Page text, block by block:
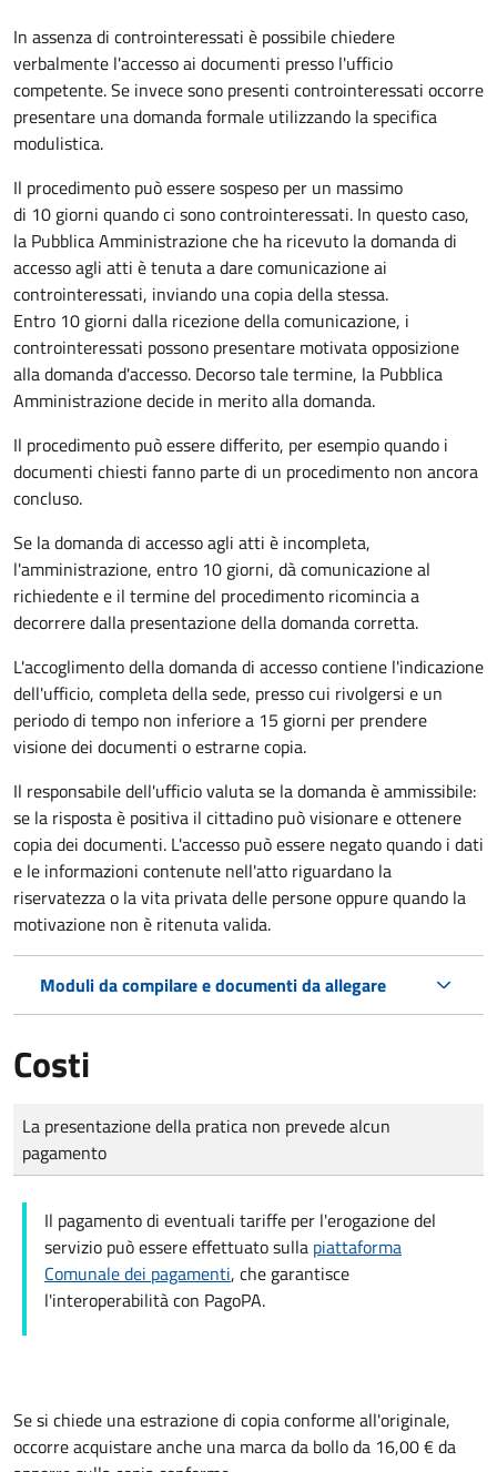
In assenza di controinteressati è possibile chiedere
verbalmente l'accesso ai documenti presso l'ufficio
competente. Se invece sono presenti controinteressati occorre
presentare una domanda formale utilizzando la specifica
modulistica.
Il procedimento può essere sospeso per un massimo
di 10 giorni quando ci sono controinteressati. In questo caso,
la Pubblica Amministrazione che ha ricevuto la domanda di
accesso agli atti è tenuta a dare comunicazione ai
controinteressati, inviando una copia della stessa.
Entro 10 giorni dalla ricezione della comunicazione, i
controinteressati possono presentare motivata opposizione
alla domanda d'accesso. Decorso tale termine, la Pubblica
Amministrazione decide in merito alla domanda.
Il procedimento può essere differito, per esempio quando i
documenti chiesti fanno parte di un procedimento non ancora
concluso.
Se la domanda di accesso agli atti è incompleta,
l'amministrazione, entro 10 giorni, dà comunicazione al
richiedente e il termine del procedimento ricomincia a
decorrere dalla presentazione della domanda corretta.
L'accoglimento della domanda di accesso contiene l'indicazione
dell'ufficio, completa della sede, presso cui rivolgersi e un
periodo di tempo non inferiore a 15 giorni per prendere
visione dei documenti o estrarne copia.
Il responsabile dell'ufficio valuta se la domanda è ammissibile:
se la risposta è positiva il cittadino può visionare e ottenere
copia dei documenti. L'accesso può essere negato quando i dati
e le informazioni contenute nell'atto riguardano la
riservatezza o la vita privata delle persone oppure quando la
motivazione non è ritenuta valida.
Moduli da compilare e documenti da allegare
Costi
Tipo di pagamento
Importo
La presentazione della pratica non prevede alcun
pagamento
Il pagamento di eventuali tariffe per l'erogazione del
servizio può essere effettuato sulla piattaforma
Comunale dei pagamenti, che garantisce
l'interoperabilità con PagoPA.
Se si chiede una estrazione di copia conforme all'originale,
occorre acquistare anche una marca da bollo da 16,00 € da